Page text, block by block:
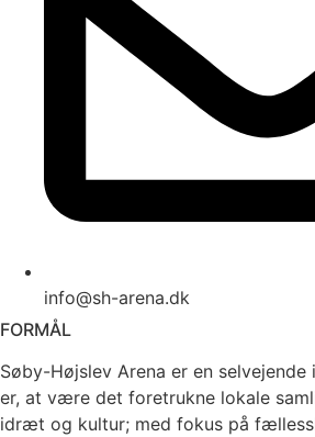
info@sh-arena.dk
FORMÅL
Søby-Højslev Arena er en
er, at være det foretrukne lokale
idræt og kultur; med fokus på